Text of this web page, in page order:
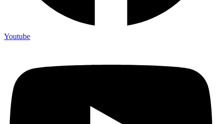
Youtube